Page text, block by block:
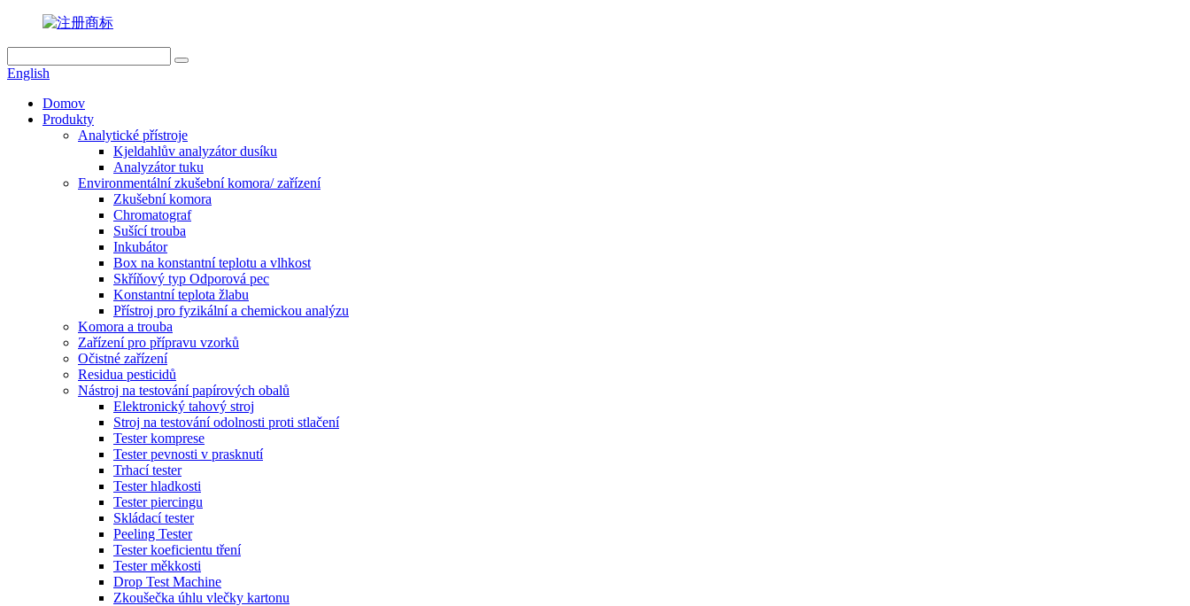
English
Domov
Produkty
Analytické přístroje
Kjeldahlův analyzátor dusíku
Analyzátor tuku
Environmentální zkušební komora/ zařízení
Zkušební komora
Chromatograf
Sušící trouba
Inkubátor
Box na konstantní teplotu a vlhkost
Skříňový typ Odporová pec
Konstantní teplota žlabu
Přístroj pro fyzikální a chemickou analýzu
Komora a trouba
Zařízení pro přípravu vzorků
Očistné zařízení
Residua pesticidů
Nástroj na testování papírových obalů
Elektronický tahový stroj
Stroj na testování odolnosti proti stlačení
Tester komprese
Tester pevnosti v prasknutí
Trhací tester
Tester hladkosti
Tester piercingu
Skládací tester
Peeling Tester
Tester koeficientu tření
Tester měkkosti
Drop Test Machine
Zkoušečka úhlu vlečky kartonu